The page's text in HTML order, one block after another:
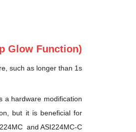
Glow Function)
such as longer than 1s.
a hardware modification
but it is beneficial for
and ASI224MC-C.